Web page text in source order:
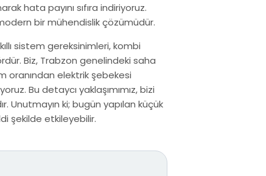
hata payını sıfıra indiriyoruz.
bir mühendislik çözümüdür.
sistem gereksinimleri, kombi
Biz, Trabzon genelindeki saha
oranından elektrik şebekesi
Bu detaycı yaklaşımımız, bizi
Unutmayın ki; bugün yapılan küçük
şekilde etkileyebilir.